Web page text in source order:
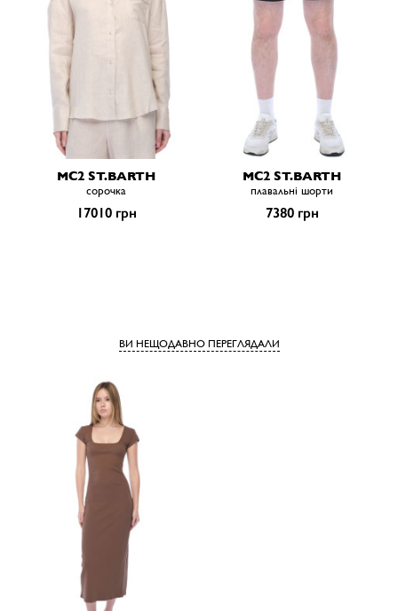
MC2 ST.BARTH
сорочка
17010 грн
MC2 ST.BARTH
плавальні шорти
7380 грн
ВИ НЕЩОДАВНО ПЕРЕГЛЯДАЛИ